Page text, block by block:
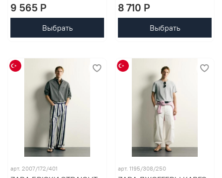
9 565 P
Выбрать
8 710 P
Выбрать
арт. 2007/172/401 арт. 1195/308/250